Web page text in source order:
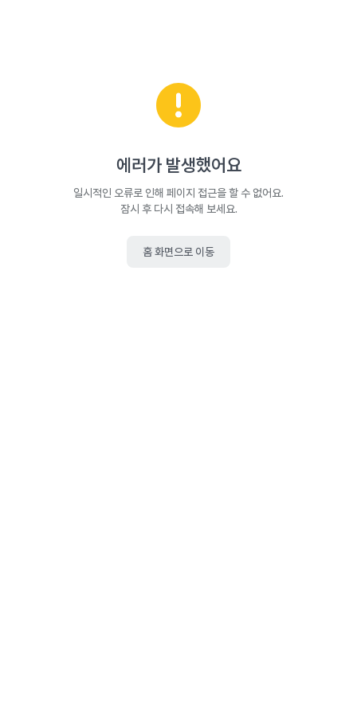
에러가 발생했어요
일시적인 오류로 인해 페이지 접근을 할 수 없어요.
잠시 후 다시 접속해 보세요.
홈 화면으로 이동